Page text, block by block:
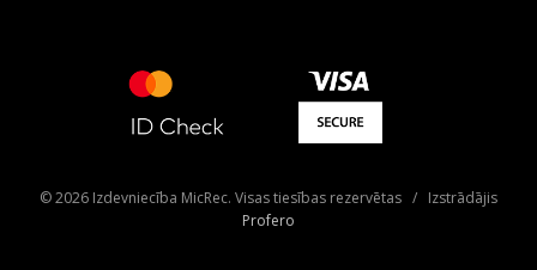
© 2026 Izdevniecība MicRec. Visas tiesības rezervētas / Izstrādājis
Profero